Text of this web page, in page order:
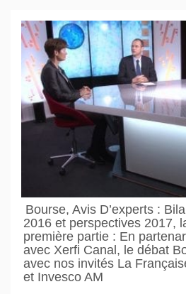
Bourse, Avis D’experts :
2016 et perspectives 2017,
première partie : En
avec Xerfi Canal, le débat
avec nos invités La
et Invesco AM